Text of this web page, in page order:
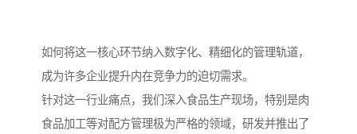
如何将这一核心环节纳入数字化、精细化的管理轨道，
成为许多企业提升内在竞争力的迫切需求。
针对这一行业痛点，我们深入食品生产现场，特别是肉
食品加工等对配方管理极为严格的领域，研发并推出了